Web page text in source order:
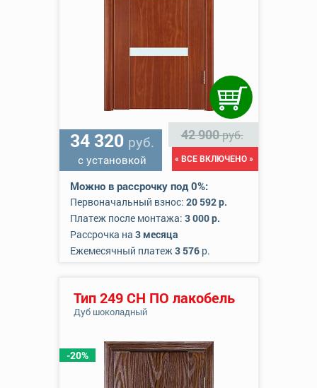
34 320 руб.
с установкой
42 900руб.
« ВСЕ ВКЛЮЧЕНО »
Можно в рассрочку под 0%:
Первоначальный взнос: 20 592 р.
Платеж после монтажа: 3 000 р.
Рассрочка на 3 месяца
Ежемесячный платеж3 576р.
-20%
Тип 249 СН ПО лакобель
Дуб шоколадный